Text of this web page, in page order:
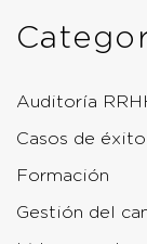
Auditoría
Casos de éxito
Formación
Gestión del